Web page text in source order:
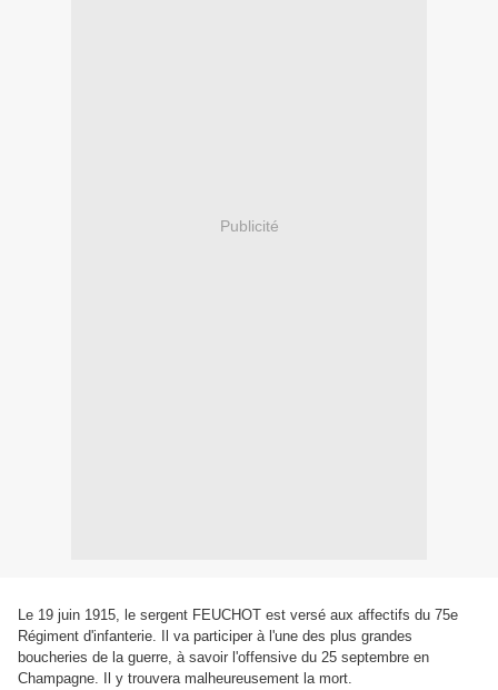
Publicité
Le 19 juin 1915, le sergent FEUCHOT est versé aux affectifs du 75e
Régiment d'infanterie. Il va participer à l'une des plus grandes
boucheries de la guerre, à savoir l'offensive du 25 septembre en
Champagne. Il y trouvera malheureusement la mort.